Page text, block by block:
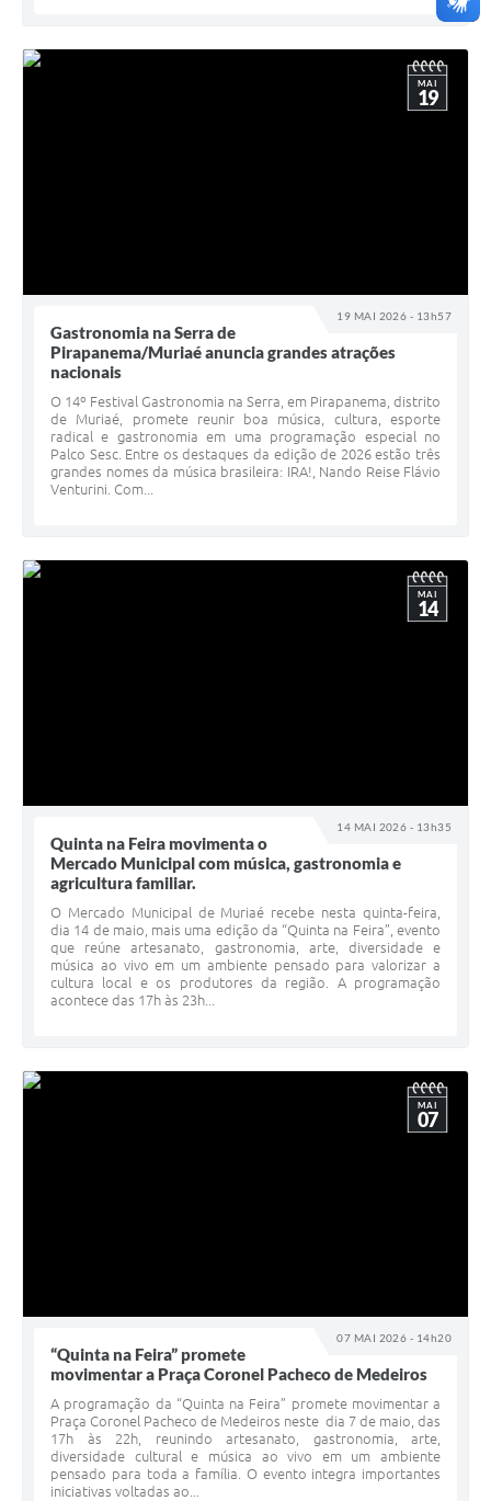
19 MAI 2026 - 13h57
MAI
19
Gastronomia na Serra de
Pirapanema/Muriaé anuncia grandes atrações
nacionais
O 14º Festival Gastronomia na Serra, em Pirapanema, distrito
de Muriaé, promete reunir boa música, cultura, esporte
radical e gastronomia em uma programação especial no
Palco Sesc. Entre os destaques da edição de 2026 estão três
grandes nomes da música brasileira: IRA!, Nando Reise Flávio
Venturini. Com...
14 MAI 2026 - 13h35
MAI
14
Quinta na Feira movimenta o
Mercado Municipal com música, gastronomia e
agricultura familiar.
O Mercado Municipal de Muriaé recebe nesta quinta-feira,
dia 14 de maio, mais uma edição da “Quinta na Feira”, evento
que reúne artesanato, gastronomia, arte, diversidade e
música ao vivo em um ambiente pensado para valorizar a
cultura local e os produtores da região. A programação
acontece das 17h às 23h...
07 MAI 2026 - 14h20
MAI
07
“Quinta na Feira” promete
movimentar a Praça Coronel Pacheco de Medeiros
A programação da “Quinta na Feira” promete movimentar a
Praça Coronel Pacheco de Medeiros neste dia 7 de maio, das
17h às 22h, reunindo artesanato, gastronomia, arte,
diversidade cultural e música ao vivo em um ambiente
pensado para toda a família. O evento integra importantes
iniciativas voltadas ao...